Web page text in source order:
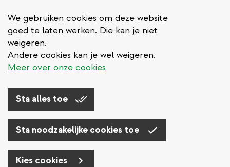
We gebruiken cookies om deze website
goed te laten werken. Die kan je niet
weigeren.
Andere cookies kan je wel weigeren.
Meer over onze cookies
Sta alles toe
Sta noodzakelijke cookies toe
Kies cookies